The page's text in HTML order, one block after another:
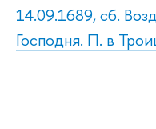
14.09.1689, сб.
Господня. П. в